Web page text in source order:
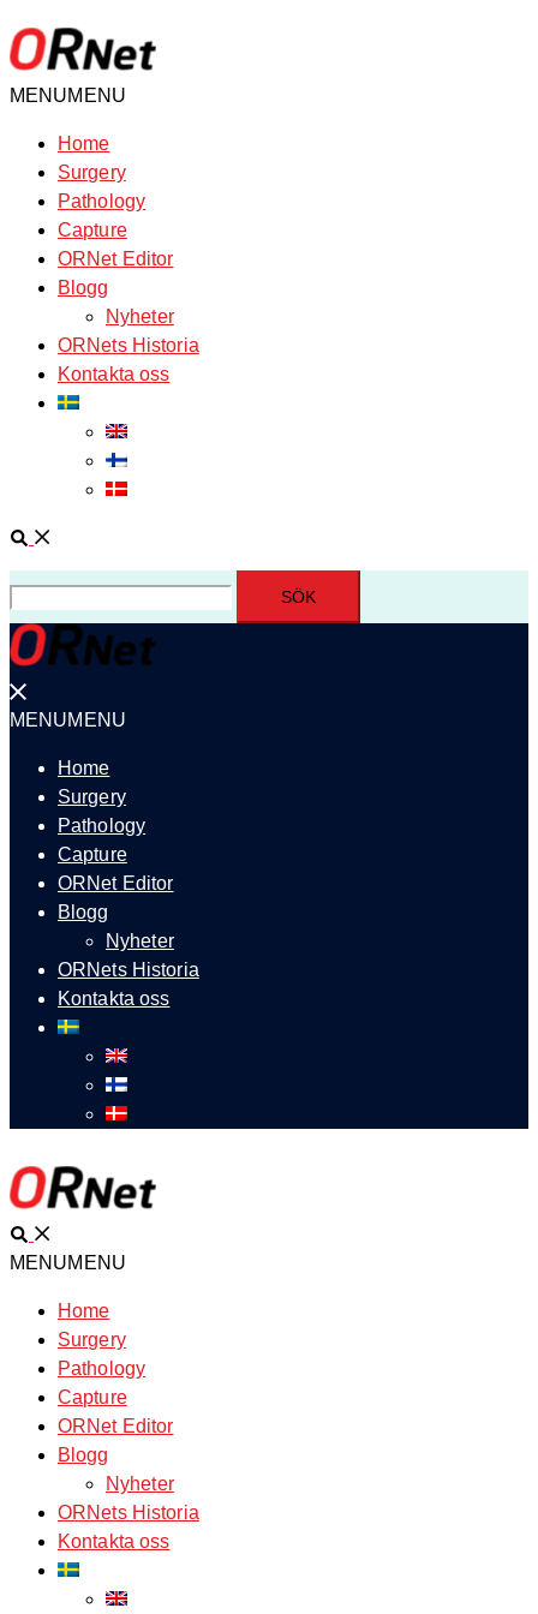
till
MENUMENU
Home
Surgery
Pathology
Capture
ORNet Editor
Blogg
Nyheter
ORNets Historia
Kontakta oss
Sök
Sök
efter:
Stäng
meny
MENUMENU
Home
Surgery
Pathology
Capture
ORNet Editor
Blogg
Nyheter
ORNets Historia
Kontakta oss
Sök
MENUMENU
Home
Surgery
Pathology
Capture
ORNet Editor
Blogg
Nyheter
ORNets Historia
Kontakta oss